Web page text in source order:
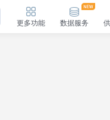
更多功能 数据服务